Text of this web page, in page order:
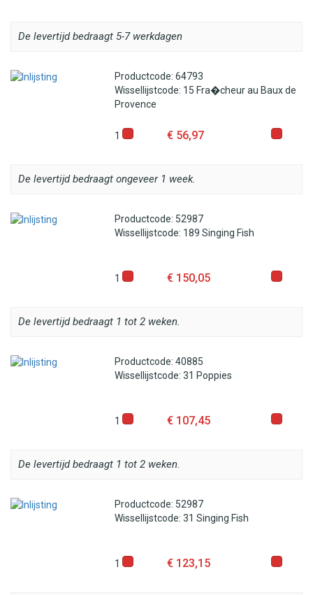
De levertijd bedraagt 5-7 werkdagen
Productcode: 64793
Wissellijstcode: 15 Fra�cheur au Baux de
Provence
1 € 56,97
De levertijd bedraagt ongeveer 1 week.
Productcode: 52987
Wissellijstcode: 189 Singing Fish
1 € 150,05
De levertijd bedraagt 1 tot 2 weken.
Productcode: 40885
Wissellijstcode: 31 Poppies
1 € 107,45
De levertijd bedraagt 1 tot 2 weken.
Productcode: 52987
Wissellijstcode: 31 Singing Fish
1 € 123,15